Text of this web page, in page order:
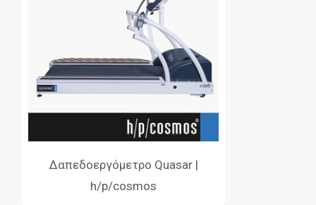
Δαπεδοεργόμετρο Quasar |
h/p/cosmos